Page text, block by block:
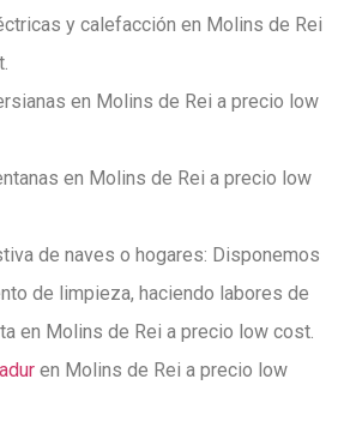
y calefacción en Molins de Rei
en Molins de Rei a precio low
en Molins de Rei a precio low
de naves o hogares: Disponemos
de limpieza, haciendo labores de
en Molins de Rei a precio low cost.
en Molins de Rei a precio low